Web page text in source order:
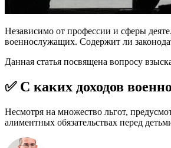
Независимо от профессии и сферы
военнослужащих. Содержит ли
Данная статья посвящена вопросу
✅ С каких доходов
Несмотря на множество льгот,
алиментных обязательствах перед